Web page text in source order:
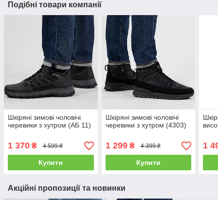
Подібні товари компанії
Шкіряні зимові чоловічі
черевики з хутром (АБ 11)
1 370 ₴ 4 599 ₴
Купити
Шкіряні зимові чоловічі
черевики з хутром (4303)
1 299₴ 4 399 ₴
Купити
1
Акційні пропозиції та новинки